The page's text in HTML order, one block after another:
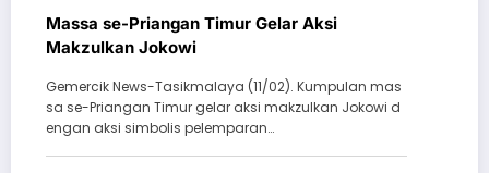
Massa se-Priangan Timur Gelar Aksi
Makzulkan Jokowi
Gemercik News-Tasikmalaya (11/02). Kumpulan mas
sa se-Priangan Timur gelar aksi makzulkan Jokowi d
engan aksi simbolis pelemparan…